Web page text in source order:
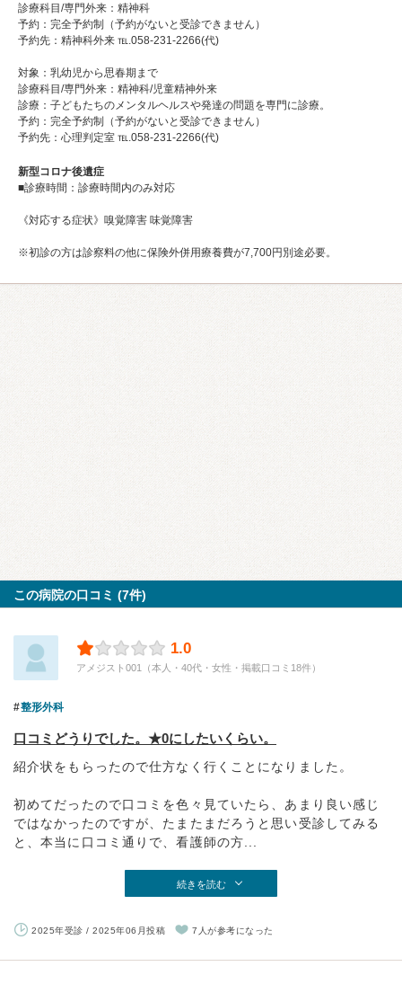
診療科目/専門外来：精神科
予約：完全予約制（予約がないと受診できません）
予約先：精神科外来 ℡.058-231-2266(代)
対象：乳幼児から思春期まで
診療科目/専門外来：精神科/児童精神外来
診療：子どもたちのメンタルヘルスや発達の問題を専門に診療。
予約：完全予約制（予約がないと受診できません）
予約先：心理判定室 ℡.058-231-2266(代)
新型コロナ後遺症
■診療時間：診療時間内のみ対応
《対応する症状》嗅覚障害 味覚障害
※初診の方は診察料の他に保険外併用療養費が7,700円別途必要。
この病院の口コミ (7件)
1.0
アメジスト001（本人・40代・女性・掲載口コミ18件）
整形外科
口コミどうりでした。★0にしたいくらい。
紹介状をもらったので仕方なく行くことになりました。
初めてだったので口コミを色々見ていたら、あまり良い感じ
ではなかったのですが、たまたまだろうと思い受診してみる
と、本当に口コミ通りで、看護師の方...
続きを読む
2025年受診 / 2025年06月投稿 7人が参考になった